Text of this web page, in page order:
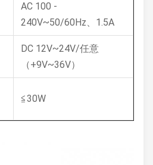
AC 100 -
240V~50/60Hz、1.5A
DC 12V~24V/任意
（+9V~36V）
≦30W